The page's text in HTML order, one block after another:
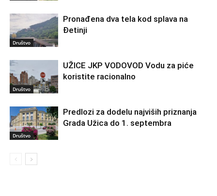
Društvo
Pronađena dva tela kod splava na
Đetinji
Društvo
UŽICE JKP VODOVOD Vodu za piće
koristite racionalno
Društvo
Predlozi za dodelu najviših priznanja
Grada Užica do 1. septembra